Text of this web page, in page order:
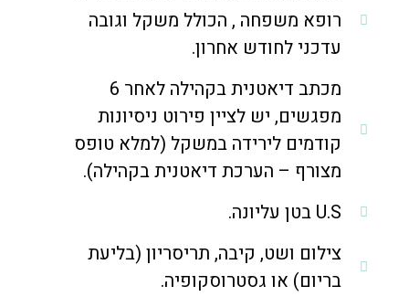
רופא משפחה , הכולל משקל וגובה
עדכני לחודש אחרון.
מכתב דיאטנית בקהילה לאחר 6
מפגשים, יש לציין פירוט ניסיונות
קודמים לירידה במשקל (למלא טופס
מצורף – הערכת דיאטנית בקהילה).
U.S בטן עליונה.
צילום ושט, קיבה, תריסריון (בליעת
בריום) או גסטרוסקופיה.